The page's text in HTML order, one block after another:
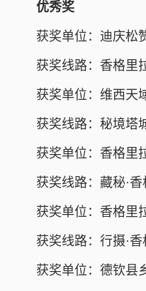
优秀奖
获奖单位：迪庆松赞
获奖线路：香格里
获奖单位：维西天
获奖线路：秘境塔
获奖单位：香格里拉
获奖线路：藏秘·香
获奖单位：香格里拉
获奖线路：行摄·香
获奖单位：德钦县乡